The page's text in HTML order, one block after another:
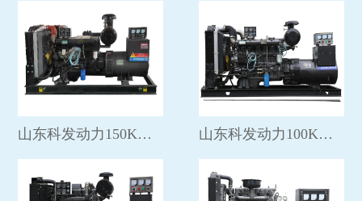
山东科发动力150KW柴油发电机组 山东科发动力100KW柴油发电机组